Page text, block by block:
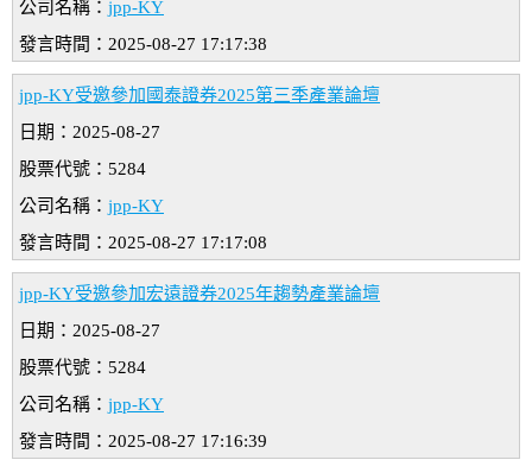
公司名稱： jpp-KY
發言時間：2025-08-27 17:17:38
jpp-KY受邀參加國泰證券2025第三季產業論壇
日期：2025-08-27
股票代號：5284
公司名稱： jpp-KY
發言時間：2025-08-27 17:17:08
jpp-KY受邀參加宏遠證券2025年趨勢產業論壇
日期：2025-08-27
股票代號：5284
公司名稱： jpp-KY
發言時間：2025-08-27 17:16:39